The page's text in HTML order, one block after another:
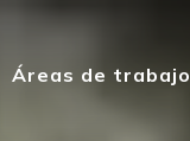
Áreas de trabajo